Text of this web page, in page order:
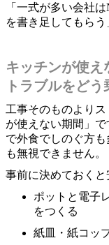
「一式が多い会社
を書き足してもらう
キッチンが使
トラブルをどう
工事そのものより
が使えない期間」
で外食でしのぐ方
も無視できません。
事前に決めておくと
ポットと電子
をつくる
紙皿・紙コッ